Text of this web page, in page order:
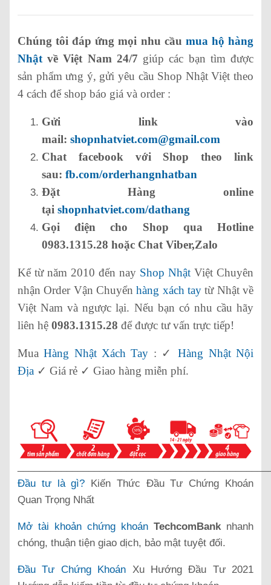
Chúng tôi đáp ứng mọi nhu cầu mua hộ hàng
Nhật về Việt Nam 24/7 giúp các bạn tìm được
sản phẩm ưng ý, gửi yêu cầu Shop Nhật Việt theo
4 cách để shop báo giá và order :
Gửi link vào
mail: shopnhatviet.com@gmail.com
Chat facebook với Shop theo link
sau: fb.com/orderhangnhatban
Đặt Hàng online
tại shopnhatviet.com/dathang
Gọi điện cho Shop qua Hotline
0983.1315.28 hoặc Chat Viber,Zalo
Kể từ năm 2010 đến nay Shop Nhật Việt Chuyên
nhận Order Vận Chuyểnhàng xách tay từ Nhật về
Việt Nam và ngược lại. Nếu bạn có nhu cầu hãy
liên hệ 0983.1315.28 để được tư vấn trực tiếp!
MuaHàng Nhật Xách Tay : ✓Hàng Nhật Nội
Địa ✓ Giá rẻ ✓ Giao hàng miễn phí.
Đầu tư là gì? Kiến Thức Đầu Tư Chứng Khoán
Quan Trọng Nhất
Mở tài khoản chứng khoán TechcomBank nhanh
chóng, thuận tiện giao dịch, bảo mật tuyệt đối.
Đầu Tư Chứng Khoán Xu Hướng Đầu Tư 2021